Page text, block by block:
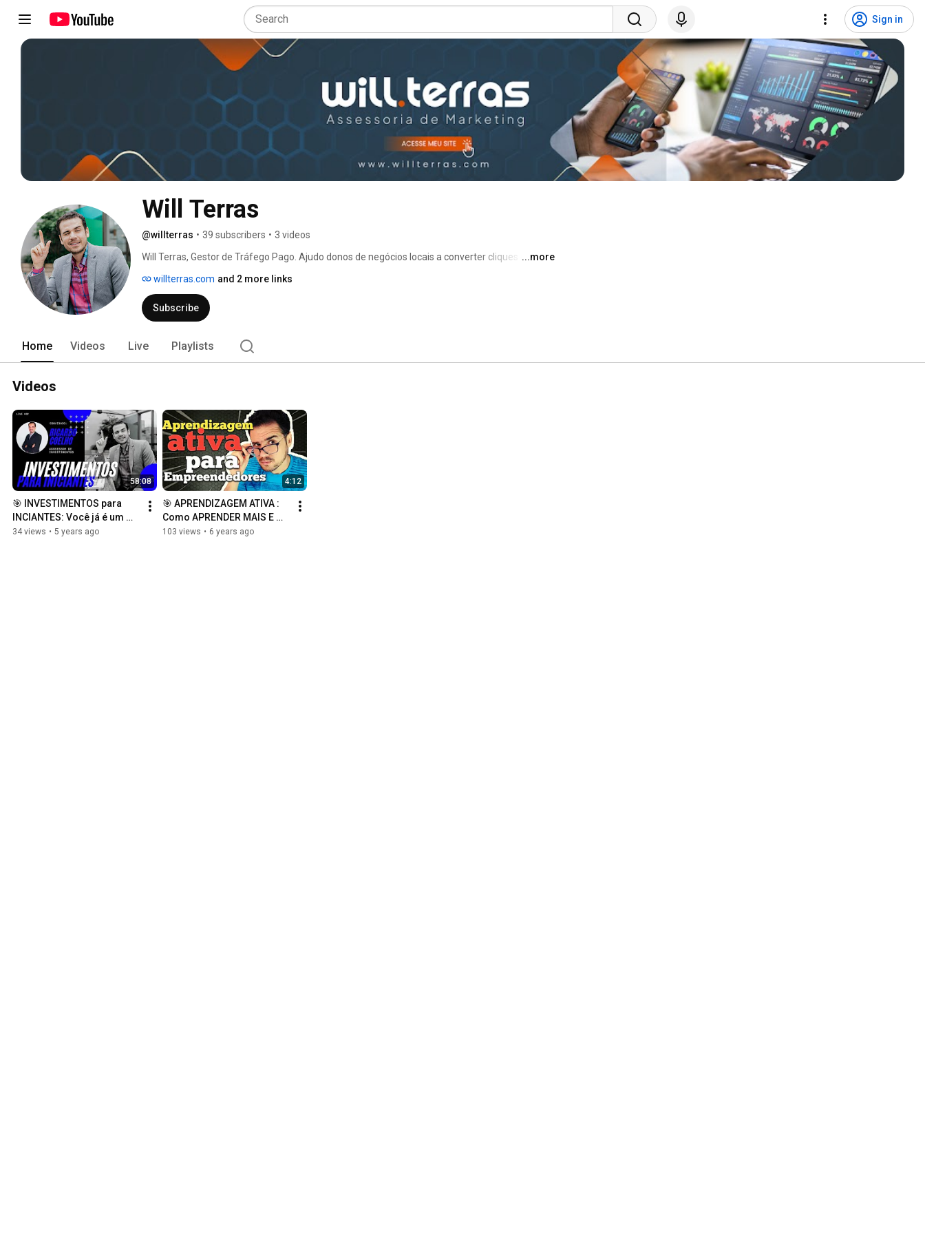
Sign in
Will Terras
@willterras • 39 subscribers • 3 videos
Will Terras, Gestor de Tráfego Pago. Ajudo donos de negócios locais a converter cliques em ...more
willterras.com and 2 more links
Subscribe
Home Videos Live Playlists
Videos
58:08
🎯 INVESTIMENTOS para
INCIANTES: Você já é um
investidor, e faz um
34 views • 5 years ago
4:12
🎯 APRENDIZAGEM ATIVA :
Como APRENDER MAIS E
MELHOR!
103 views • 6 years ago